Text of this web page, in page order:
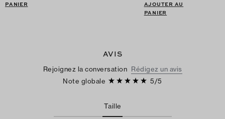
PANIER
AJOUTER AU
PANIER
AVIS
Rejoignez la conversation Rédigez un avis
Note globale
5/5
Taille